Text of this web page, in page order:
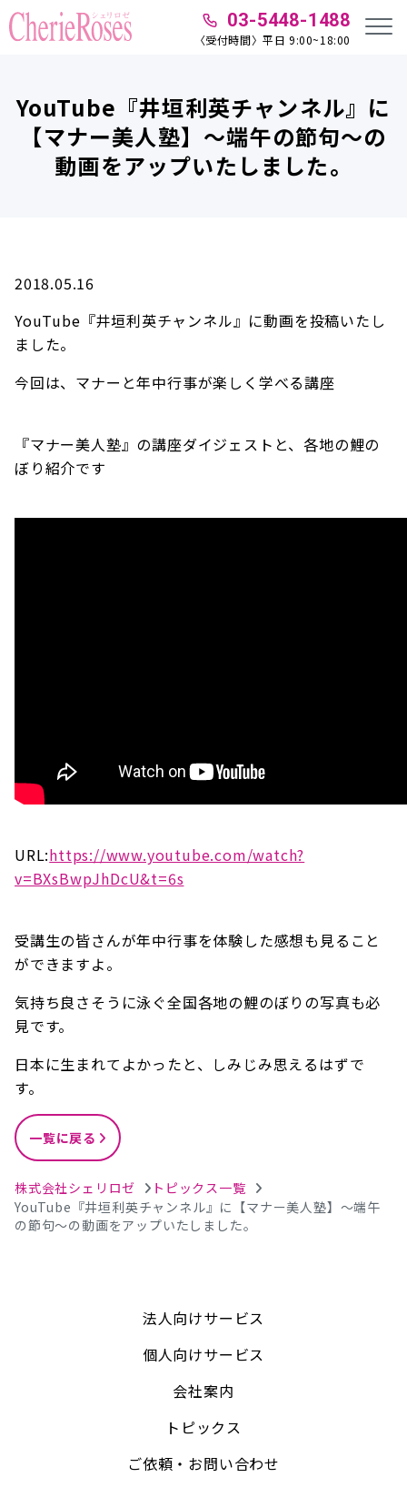
03-5448-1488
〈受付時間〉平日 9:00~18:00
株式会社シェリロゼ
トピックス一覧
YouTube『井垣利英チャンネル』に【マナー美人塾】～端午
の節句～の動画をアップいたしました。
YouTube『井垣利英チャンネル』に
【マナー美人塾】～端午の節句～の
動画をアップいたしました。
2018.05.16
YouTube『井垣利英チャンネル』に動画を投稿いたし
ました。
今回は、マナーと年中行事が楽しく学べる講座
『マナー美人塾』の講座ダイジェストと、各地の鯉の
ぼり紹介です
URL:https://www.youtube.com/watch?
v=BXsBwpJhDcU&t=6s
受講生の皆さんが年中行事を体験した感想も見ること
ができますよ。
気持ち良さそうに泳ぐ全国各地の鯉のぼりの写真も必
見です。
日本に生まれてよかったと、しみじみ思えるはずで
す。
一覧に戻る
法人向けサービス
個人向けサービス
会社案内
トピックス
ご依頼・お問い合わせ